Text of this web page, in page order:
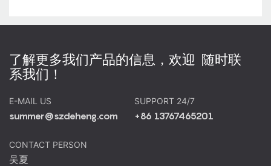
了解更多我们产品的信息，欢迎 随时联
系我们！
E-MAIL US
summer@szdeheng.com
SUPPORT 24/7
+86 13767465201
CONTACT PERSON
吴夏